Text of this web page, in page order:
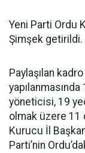
Yeni Parti Ordu
Şimşek getirildi.
Paylaşılan
yöneticisi, 19
olmak üzere 11
Kurucu İl
Parti’nin